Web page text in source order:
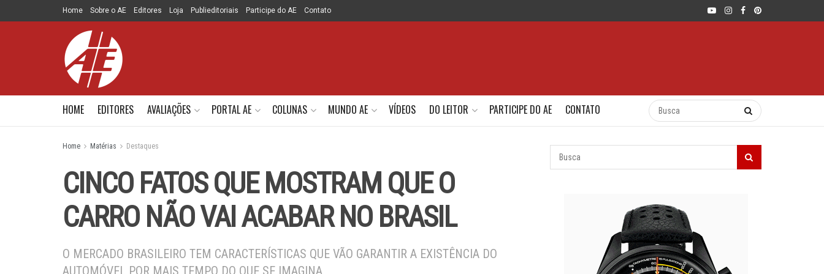
Home Sobre o AE Editores Loja Publieditoriais Participe do AE Contato
HOME EDITORES AVALIAÇÕES PORTAL AE COLUNAS MUNDO AE VÍDEOS DO LEITOR PARTICIPE DO AE CONTATO
Home Matérias Destaques
CINCO FATOS QUE MOSTRAM QUE O
CARRO NÃO VAI ACABAR NO BRASIL
O MERCADO BRASILEIRO TEM CARACTERÍSTICAS QUE VÃO GARANTIR A EXISTÊNCIA DO
AUTOMÓVEL POR MAIS TEMPO DO QUE SE IMAGINA